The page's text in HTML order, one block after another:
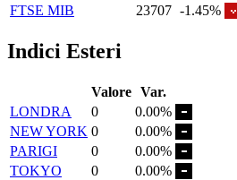
FTSE MIB
23707 -1.45%
Indici Esteri
Valore Var.
LONDRA
0
0.00%
NEW YORK 0
0.00%
PARIGI
0
0.00%
TOKYO
0
0.00%